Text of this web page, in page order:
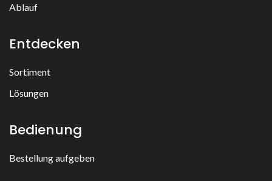
Ablauf
Entdecken
Sortiment
Lösungen
Bedienung
Bestellung aufgeben